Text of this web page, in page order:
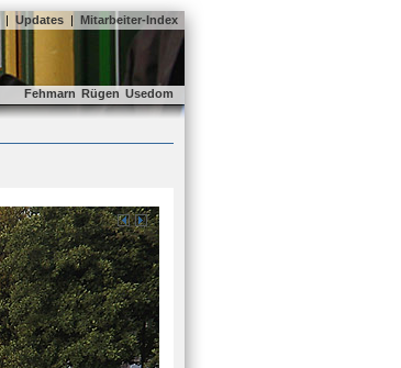
| Updates | Mitarbeiter-Index
Fehmarn Rügen Usedom